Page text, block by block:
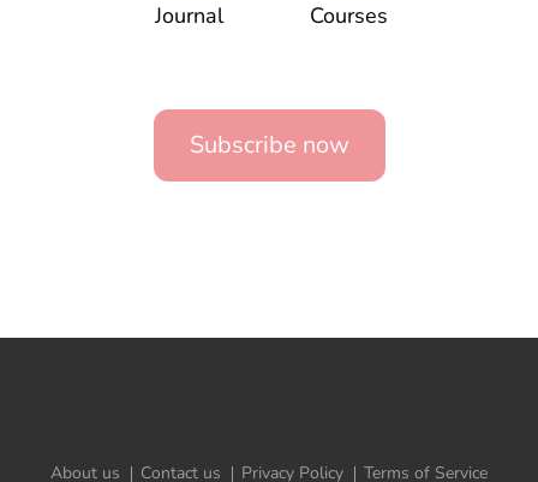
Journal Courses
Subscribe now
About us Contact us Privacy Policy Terms of Service